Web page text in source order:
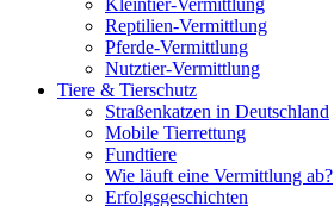
Kleintier-Vermittlung
Reptilien-Vermittlung
Pferde-Vermittlung
Nutztier-Vermittlung
Tiere & Tierschutz
Straßenkatzen in Deutschland
Mobile Tierrettung
Fundtiere
Wie läuft eine Vermittlung ab?
Erfolgsgeschichten